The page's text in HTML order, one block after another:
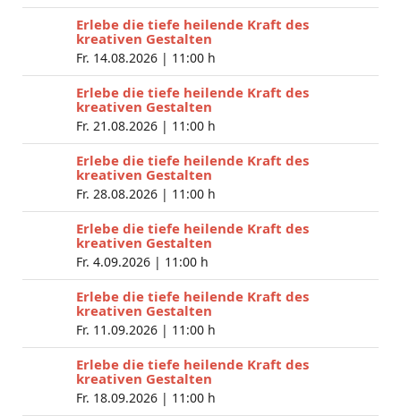
Erlebe die tiefe heilende Kraft des
kreativen Gestalten
Fr. 14.08.2026 | 11:00 h
Erlebe die tiefe heilende Kraft des
kreativen Gestalten
Fr. 21.08.2026 | 11:00 h
Erlebe die tiefe heilende Kraft des
kreativen Gestalten
Fr. 28.08.2026 | 11:00 h
Erlebe die tiefe heilende Kraft des
kreativen Gestalten
Fr. 4.09.2026 | 11:00 h
Erlebe die tiefe heilende Kraft des
kreativen Gestalten
Fr. 11.09.2026 | 11:00 h
Erlebe die tiefe heilende Kraft des
kreativen Gestalten
Fr. 18.09.2026 | 11:00 h